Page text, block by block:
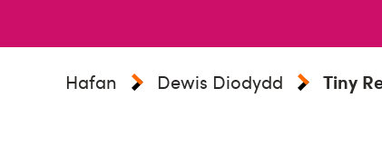
Hafan Dewis Diodydd Tiny